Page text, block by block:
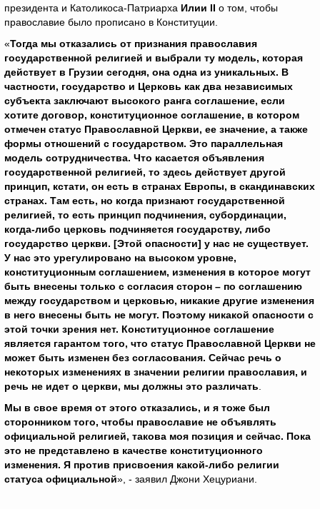
президента и Католикоса-Патриарха Илии II о том, чтобы
православие было прописано в Конституции.
«Тогда мы отказались от признания православия
государственной религией и выбрали ту модель, которая
действует в Грузии сегодня, она одна из уникальных. В
частности, государство и Церковь как два независимых
субъекта заключают высокого ранга соглашение, если
хотите договор, конституционное соглашение, в котором
отмечен статус Православной Церкви, ее значение, а также
формы отношений с государством. Это параллельная
модель сотрудничества. Что касается объявления
государственной религией, то здесь действует другой
принцип, кстати, он есть в странах Европы, в скандинавских
странах. Там есть, но когда признают государственной
религией, то есть принцип подчинения, субординации,
когда-либо церковь подчиняется государству, либо
государство церкви. [Этой опасности] у нас не существует.
У нас это урегулировано на высоком уровне,
конституционным соглашением, изменения в которое могут
быть внесены только с согласия сторон – по соглашению
между государством и церковью, никакие другие изменения
в него внесены быть не могут. Поэтому никакой опасности с
этой точки зрения нет. Конституционное соглашение
является гарантом того, что статус Православной Церкви не
может быть изменен без согласования. Сейчас речь о
некоторых изменениях в значении религии православия, и
речь не идет о церкви, мы должны это различать
Мы в свое время от этого отказались, и я тоже был
сторонником того, чтобы православие не объявлять
официальной религией, такова моя позиция и сейчас. Пока
это не представлено в качестве конституционного
изменения. Я против присвоения какой-либо религии
статуса официальной», - заявил Джони Хецуриани.